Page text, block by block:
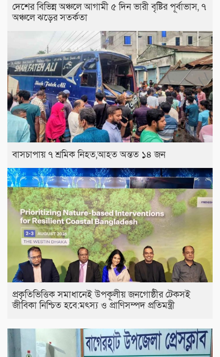
দেশের বিভিন্ন অঞ্চলে আগামী ৫ দিন ভারী বৃষ্টির পূর্বাভাস, ৭
অঞ্চলে ঝড়ের সতর্কতা
বাসচাপায় ৭ শ্রমিক নিহত,আহত অন্তত ১৪ জন
প্রকৃতিভিত্তিক সমাধানেই উপকূলীয় জনগোষ্ঠীর টেকসই
জীবিকা নিশ্চিত হবে:মৎস্য ও প্রাণিসম্পদ প্রতিমন্ত্রী